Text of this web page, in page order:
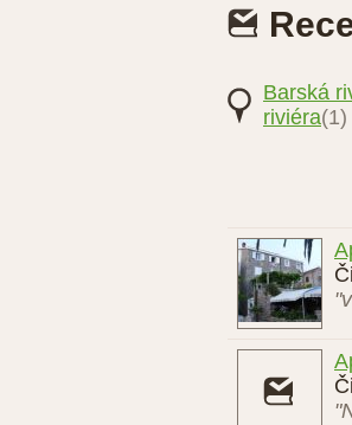
Barská
riviéra(1)